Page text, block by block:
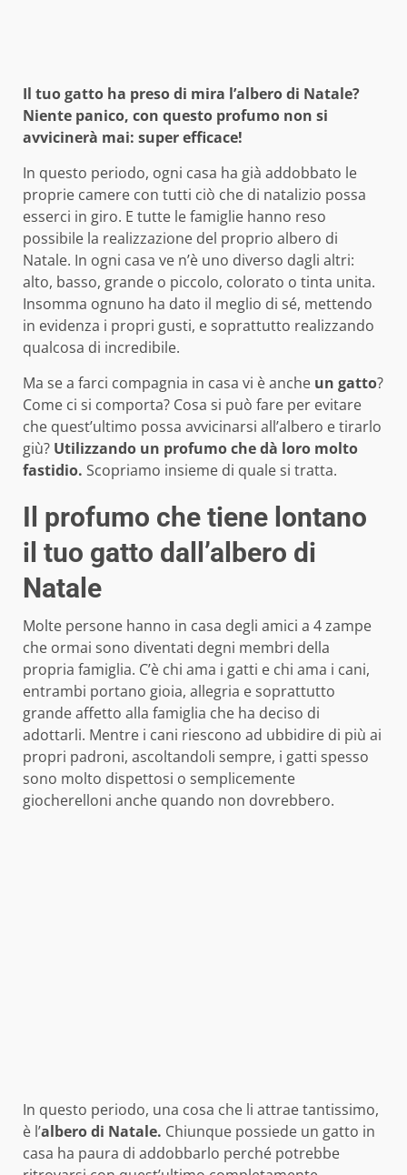
Il tuo gatto ha preso di mira l’albero di Natale?
Niente panico, con questo profumo non si
avvicinerà mai: super efficace!
In questo periodo, ogni casa ha già addobbato le
proprie camere con tutti ciò che di natalizio possa
esserci in giro. E tutte le famiglie hanno reso
possibile la realizzazione del proprio albero di
Natale. In ogni casa ve n’è uno diverso dagli altri:
alto, basso, grande o piccolo, colorato o tinta unita.
Insomma ognuno ha dato il meglio di sé, mettendo
in evidenza i propri gusti, e soprattutto realizzando
qualcosa di incredibile.
Ma se a farci compagnia in casa vi è anche un gatto?
Come ci si comporta? Cosa si può fare per evitare
che quest’ultimo possa avvicinarsi all’albero e tirarlo
giù? Utilizzando un profumo che dà loro molto
fastidio. Scopriamo insieme di quale si tratta.
Il profumo che tiene lontano
il tuo gatto dall’albero di
Natale
Molte persone hanno in casa degli amici a 4 zampe
che ormai sono diventati degni membri della
propria famiglia. C’è chi ama i gatti e chi ama i cani,
entrambi portano gioia, allegria e soprattutto
grande affetto alla famiglia che ha deciso di
adottarli. Mentre i cani riescono ad ubbidire di più ai
propri padroni, ascoltandoli sempre, i gatti spesso
sono molto dispettosi o semplicemente
giocherelloni anche quando non dovrebbero.
In questo periodo, una cosa che li attrae tantissimo,
è l’albero di Natale. Chiunque possiede un gatto in
casa ha paura di addobbarlo perché potrebbe